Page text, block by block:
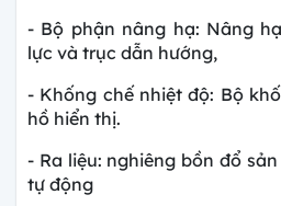
- Bộ phận nâng hạ: Nâng
lực và trục dẫn hướng,
- Khống chế nhiệt độ: Bộ
hồ hiển thị.
- Ra liệu: nghiêng bồn đổ
tự động